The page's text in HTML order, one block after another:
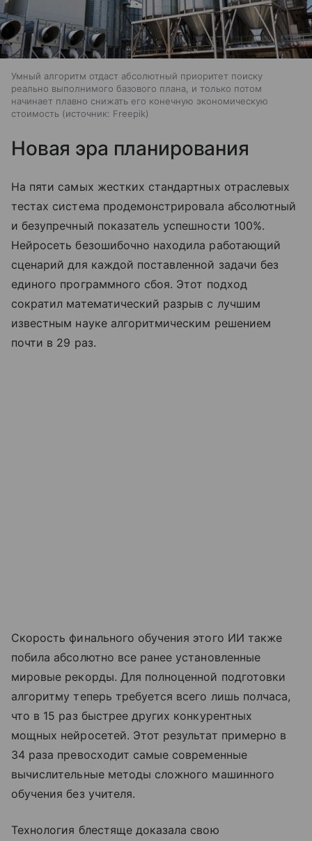
Умный алгоритм отдаст абсолютный приоритет поиску
реально выполнимого базового плана, и только потом
начинает плавно снижать его конечную экономическую
стоимость
источник: Freepik
Новая эра планирования
На пяти самых жестких стандартных отраслевых
тестах система продемонстрировала абсолютный
и безупречный показатель успешности 100%.
Нейросеть безошибочно находила работающий
сценарий для каждой поставленной задачи без
единого программного сбоя. Этот подход
сократил математический разрыв с лучшим
известным науке алгоритмическим решением
почти в 29 раз.
Скорость финального обучения этого ИИ также
побила абсолютно все ранее установленные
мировые рекорды. Для полноценной подготовки
алгоритму теперь требуется всего лишь полчаса,
что в 15 раз быстрее других конкурентных
мощных нейросетей. Этот результат примерно в
34 раза превосходит самые современные
вычислительные методы сложного машинного
обучения без учителя.
Технология блестяще доказала свою